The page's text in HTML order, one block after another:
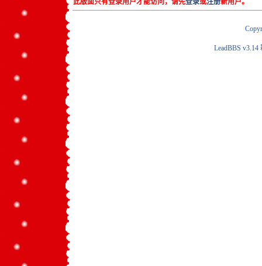
此版面只有登录用户才能访问，请先登录或注册新用户。
LeadBBS v3.14